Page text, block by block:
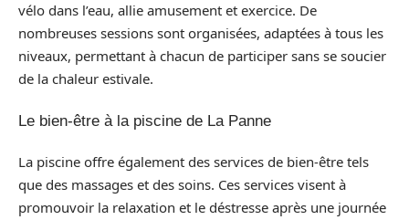
vélo dans l’eau, allie amusement et exercice. De
nombreuses sessions sont organisées, adaptées à tous les
niveaux, permettant à chacun de participer sans se soucier
de la chaleur estivale.
Le bien-être à la piscine de La Panne
La piscine offre également des services de bien-être tels
que des massages et des soins. Ces services visent à
promouvoir la relaxation et le déstresse après une journée